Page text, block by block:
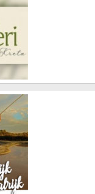
“Rust.
zonder
steeds meer
geven aan hun
uitstellen (en
buurt. Zo neem je
enige zonder’ is.
eenvoudige
worden, een